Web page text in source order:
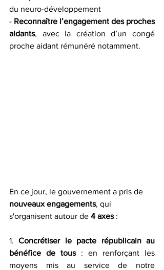
du neuro-développement
- Reconnaître l’engagement des proches
aidants, avec la création d’un congé
proche aidant rémunéré notamment.
En ce jour, le gouvernement a pris de
nouveaux engagements, qui
s'organisent autour de 4 axes :
1. Concrétiser le pacte républicain au
bénéfice de tous : en renforçant les
moyens mis au service de notre